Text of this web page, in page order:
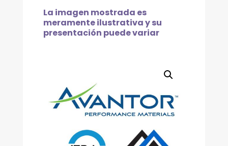
La imagen mostrada es
meramente ilustrativa y su
presentación puede variar